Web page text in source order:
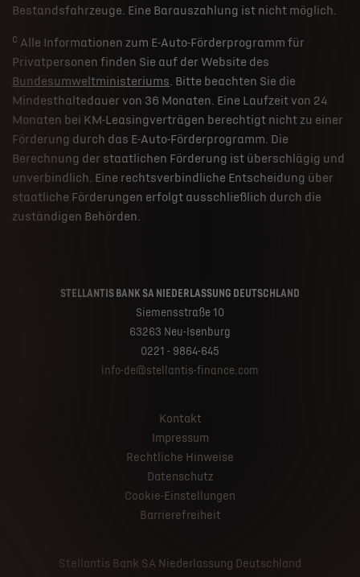
Bestandsfahrzeuge. Eine Barauszahlung ist nicht möglich.
c Alle Informationen zum E-Auto-Förderprogramm für
Privatpersonen finden Sie auf der Website des
Bundesumweltministeriums. Bitte beachten Sie die
Mindesthaltedauer von 36 Monaten. Eine Laufzeit von 24
Monaten bei KM-Leasingverträgen berechtigt nicht zu einer
Förderung durch das E-Auto-Förderprogramm. Die
Berechnung der staatlichen Förderung ist überschlägig und
unverbindlich. Eine rechtsverbindliche Entscheidung über
staatliche Förderungen erfolgt ausschließlich durch die
zuständigen Behörden.
STELLANTIS BANK SA NIEDERLASSUNG DEUTSCHLAND
Siemensstraße 10
63263 Neu-Isenburg
0221 - 9864-645
info-de@stellantis-finance.com
Kontakt
Impressum
Rechtliche Hinweise
Datenschutz
Cookie-Einstellungen
Barrierefreiheit
Stellantis Bank SA Niederlassung Deutschland